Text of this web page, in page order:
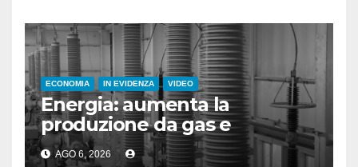
ECONOMIA IN EVIDENZA VIDEO
Energia: aumenta la
produzione da gas e
fotovoltaico
AGO 6, 2026